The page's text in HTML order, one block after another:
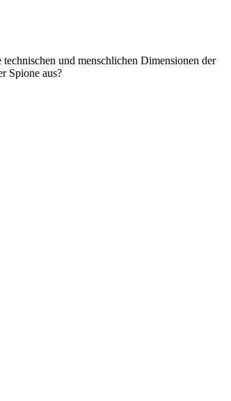
und menschlichen Dimensionen der
Spione aus?